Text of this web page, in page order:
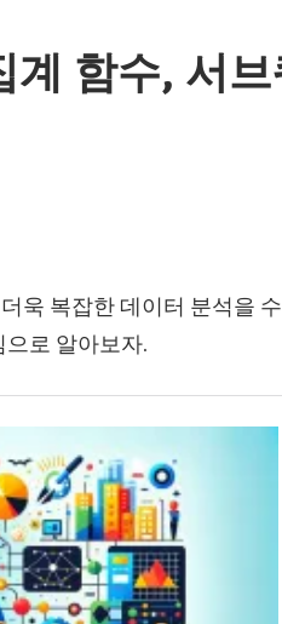
계 함수, 서
욱 복잡한 데이터 분석을
로 알아보자.